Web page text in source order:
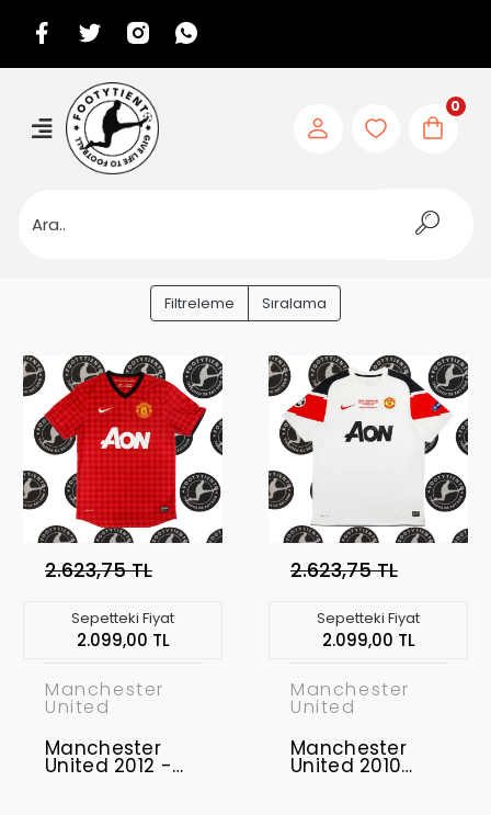
0
Filtreleme Sıralama
2.623,75 TL
Sepetteki Fiyat
2.099,00 TL
Manchester
United
Manchester
United 2012 -
2.623,75 TL
Sepetteki Fiyat
2.099,00 TL
Manchester
United
Manchester
United 2010